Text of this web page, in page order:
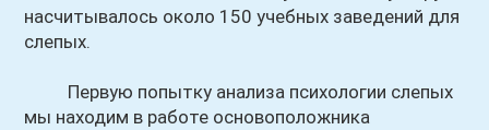
насчитывалось около 150 учебных заведений для
слепых.
Первую попытку анализа психологии слепых
мы находим в работе основоположника